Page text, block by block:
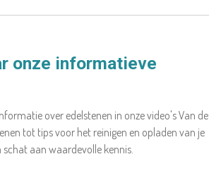
onze informatieve
over edelstenen in onze video's Van de
tot tips voor het reinigen en opladen van je
aan waardevolle kennis.